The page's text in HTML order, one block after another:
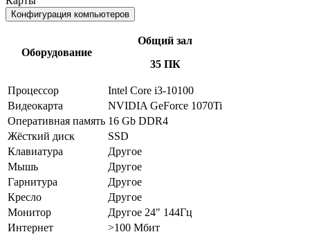
Конфигурация компьютеров
Оборудование
Общий зал
35 ПК
Процессор
Intel Core i3-10100
Видеокарта
NVIDIA GeForce 1070Ti
Оперативная память 16 Gb DDR4
Жёсткий диск
SSD
Клавиатура
Другое
Мышь
Другое
Гарнитура
Другое
Кресло
Другое
Монитор
Другое 24" 144Гц
Интернет
>100 Мбит